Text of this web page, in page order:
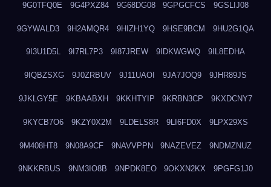
9G0TFQ0E 9G4PXZ84 9G68DG08 9GPGCFCS 9GSLIJ08
9GYWALD3 9H2AMQR4 9HIZH1YQ 9HSE9BCM 9HU2G1QA
9I3U1D5L 9I7RL7P3 9I87JREW 9IDKWGWQ 9IL8EDHA
9IQBZSXG 9J0ZRBUV 9J11UAOI 9JA7JOQ9 9JHR89JS
9JKLGY5E 9KBAABXH 9KKHTYIP 9KRBN3CP 9KXDCNY7
9KYCB7O6 9KZY0X2M 9LDELS8R 9LI6FD0X 9LPX29XS
9M408HT8 9N08A9CF 9NAVVPPN 9NAZEVEZ 9NDMZNUZ
9NKKRBUS 9NM3IO8B 9NPDK8EO 9OKXN2KX 9PGFG1J0